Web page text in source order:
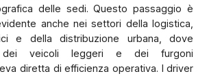
delle sedi. Questo passaggio è
anche nei settori della logistica,
e della distribuzione urbana, dove
dei veicoli leggeri e dei furgoni
diretta di efficienza operativa. I driver